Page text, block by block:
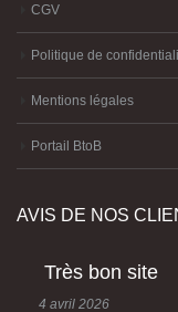
CGV
Politique de
Mentions légales
Portail BtoB
AVIS DE NOS
Très bon site
4 avril 2026